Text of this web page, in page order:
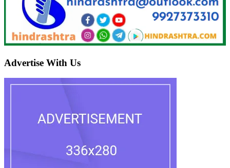
Advertise With Us